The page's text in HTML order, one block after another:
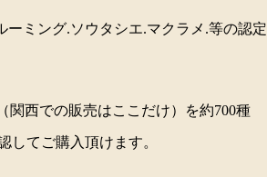
ミング.ソウタシエ.マクラメ.等の認定
関西での販売はここだけ）を約700種
してご購入頂けます。